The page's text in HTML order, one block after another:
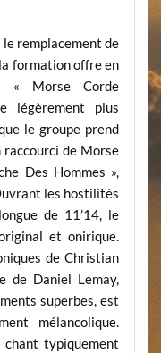
remplacement de
formation offre en
« Morse Corde
légèrement plus
le groupe prend
raccourci de Morse
Des Hommes »,
les hostilités
de 11’14, le
et onirique.
de Christian
de Daniel Lemay,
superbes, est
mélancolique.
typiquement